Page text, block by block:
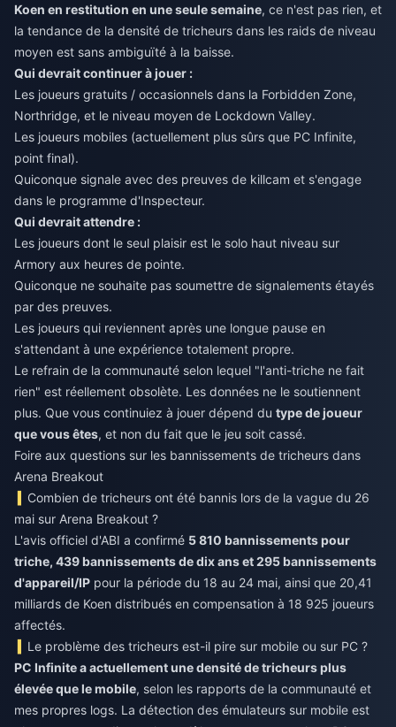
Koen en restitution en une seule semaine, ce n'est pas rien, et
la tendance de la densité de tricheurs dans les raids de niveau
moyen est sans ambiguïté à la baisse.
Qui devrait continuer à jouer :
Les joueurs gratuits / occasionnels dans la Forbidden Zone,
Northridge, et le niveau moyen de Lockdown Valley.
Les joueurs mobiles (actuellement plus sûrs que PC Infinite,
point final).
Quiconque signale avec des preuves de killcam et s'engage
dans le programme d'Inspecteur.
Qui devrait attendre :
Les joueurs dont le seul plaisir est le solo haut niveau sur
Armory aux heures de pointe.
Quiconque ne souhaite pas soumettre de signalements étayés
par des preuves.
Les joueurs qui reviennent après une longue pause en
s'attendant à une expérience totalement propre.
Le refrain de la communauté selon lequel "l'anti-triche ne fait
rien" est réellement obsolète. Les données ne le soutiennent
plus. Que vous continuiez à jouer dépend du type de joueur
que vous êtes, et non du fait que le jeu soit cassé.
Foire aux questions sur les bannissements de tricheurs dans
Arena Breakout
Combien de tricheurs ont été bannis lors de la vague du 26
mai sur Arena Breakout ?
L'avis officiel d'ABI a confirmé 5 810 bannissements pour
triche, 439 bannissements de dix ans et 295 bannissements
d'appareil/IP pour la période du 18 au 24 mai, ainsi que 20,41
milliards de Koen distribués en compensation à 18 925 joueurs
affectés.
Le problème des tricheurs est-il pire sur mobile ou sur PC ?
PC Infinite a actuellement une densité de tricheurs plus
élevée que le mobile, selon les rapports de la communauté et
mes propres logs. La détection des émulateurs sur mobile est